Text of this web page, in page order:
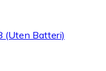
(Uten Batteri)